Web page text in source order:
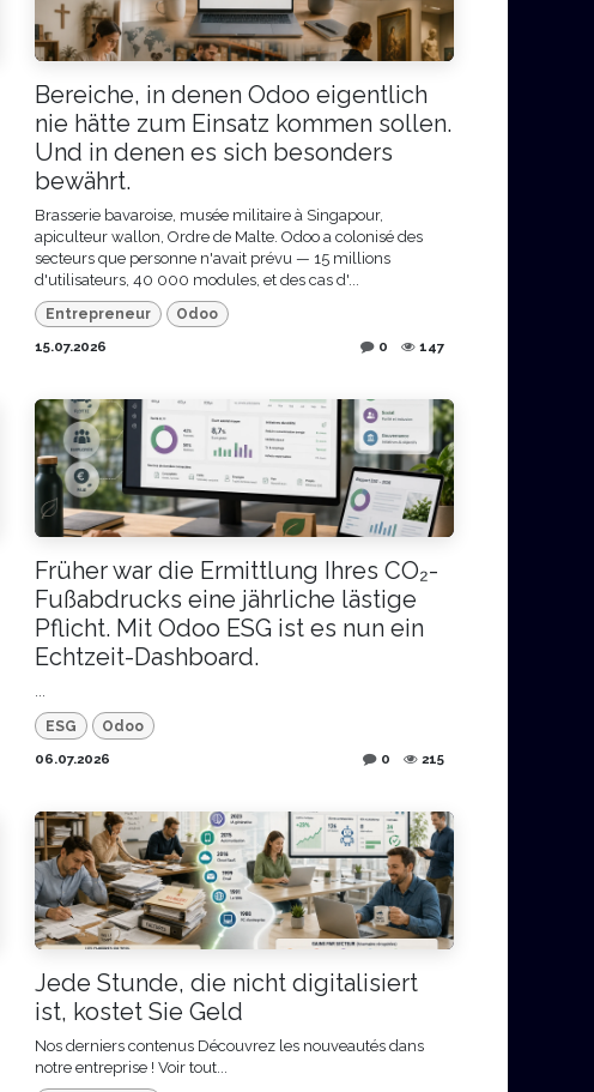
Bereiche, in denen Odoo eigentlich
nie hätte zum Einsatz kommen sollen.
Und in denen es sich besonders
bewährt.
Brasserie bavaroise, musée militaire à Singapour,
apiculteur wallon, Ordre de Malte. Odoo a colonisé des
secteurs que personne n'avait prévu — 15 millions
d'utilisateurs, 40 000 modules, et des cas d'...
Entrepreneur
Odoo
15.07.2026
0 147
Früher war die Ermittlung Ihres CO₂-
Fußabdrucks eine jährliche lästige
Pflicht. Mit Odoo ESG ist es nun ein
Echtzeit-Dashboard.
...
ESG
Odoo
06.07.2026
0 215
Jede Stunde, die nicht digitalisiert
ist, kostet Sie Geld
Nos derniers contenus Découvrez les nouveautés dans
notre entreprise ! Voir tout...